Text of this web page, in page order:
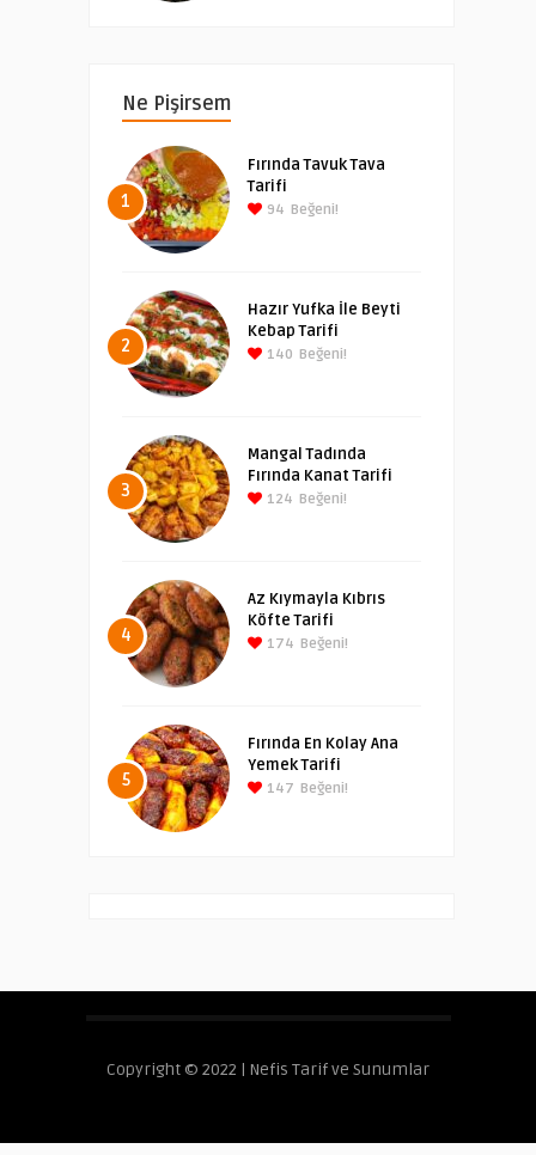
Ne Pişirsem
1
Fırında Tavuk Tava
Tarifi
94 Beğeni!
2
Hazır Yufka İle Beyti
Kebap Tarifi
140 Beğeni!
3
Mangal Tadında
Fırında Kanat Tarifi
124 Beğeni!
4
Az Kıymayla Kıbrıs
Köfte Tarifi
174 Beğeni!
5
Fırında En Kolay Ana
Yemek Tarifi
147 Beğeni!
Copyright © 2022 | Nefis Tarif ve Sunumlar